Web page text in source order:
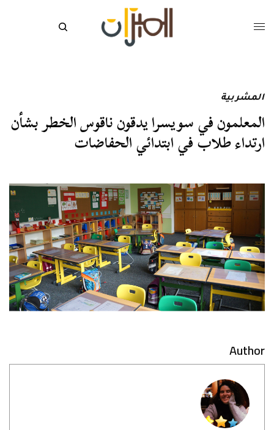
المشربية
المعلمون في سويسرا يدقون ناقوس الخطر بشأن
ارتداء طلاب في ابتدائي الحفاضات
Author